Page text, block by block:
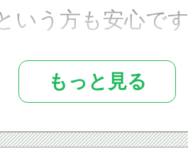
いう方も安心で
な価格設定でボ
もっと見る